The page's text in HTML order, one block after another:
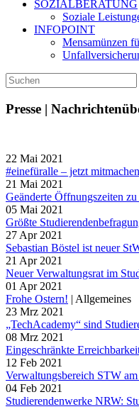
SOZIALBERATUNG
Soziale
INFOPOINT
Mensamünzen
Presse |
22 Mai 2021
#einefüralle – jetzt
21 Mai 2021
Geänderte Öffnungszeiten zu
05 Mai 2021
Größte
27 Apr 2021
Sebastian Böstel ist neuer
21 Apr 2021
Neuer Verwaltungsrat im
01 Apr 2021
Frohe Ostern! | Allgemeines
23 Mrz 2021
„TechAcademy“ sind
08 Mrz 2021
Eingeschränkte
12 Feb 2021
Verwaltungsbereich STW
04 Feb 2021
Studierendenwerke NRW: